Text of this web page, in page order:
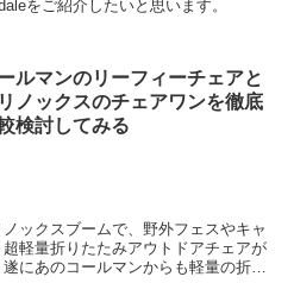
をご紹介したいと思います。
ルマンのリーフィーチェアと
ノックスのチェアワンを徹底
検討してみる
ックスブームで、野外フェスやキャ
軽量折りたたみアウトドアチェアが
にあのコールマンからも軽量の折り